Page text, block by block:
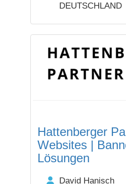
DEUTSCHLAND
Hattenberger
Websites |
Lösungen
David Hanisch